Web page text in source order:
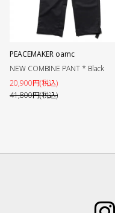
PEACEMAKER oamc
NEW COMBINE PANT * Black
20,900円(税込)
41,800円(税込)